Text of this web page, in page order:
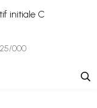
initiale C
000